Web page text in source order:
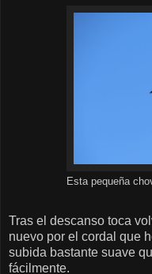
Esta pequeña
Tras el descanso toca
nuevo por el cordal que
subida bastante suave
fácilmente.